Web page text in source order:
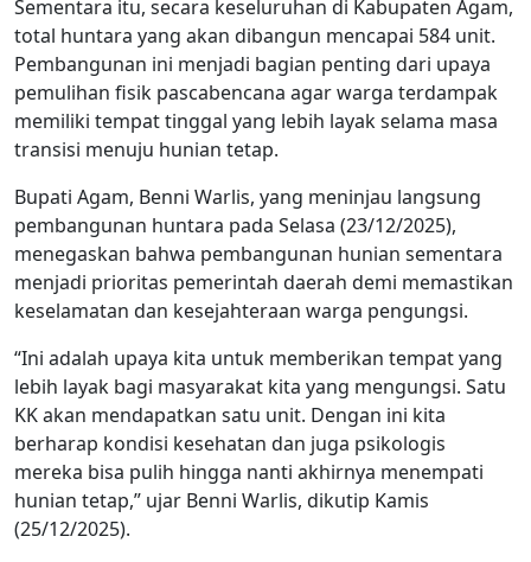
Sementara itu, secara keseluruhan di Kabupaten Agam,
total huntara yang akan dibangun mencapai 584 unit.
Pembangunan ini menjadi bagian penting dari upaya
pemulihan fisik pascabencana agar warga terdampak
memiliki tempat tinggal yang lebih layak selama masa
transisi menuju hunian tetap.
Bupati Agam, Benni Warlis, yang meninjau langsung
pembangunan huntara pada Selasa (23/12/2025),
menegaskan bahwa pembangunan hunian sementara
menjadi prioritas pemerintah daerah demi memastikan
keselamatan dan kesejahteraan warga pengungsi.
“Ini adalah upaya kita untuk memberikan tempat yang
lebih layak bagi masyarakat kita yang mengungsi. Satu
KK akan mendapatkan satu unit. Dengan ini kita
berharap kondisi kesehatan dan juga psikologis
mereka bisa pulih hingga nanti akhirnya menempati
hunian tetap,” ujar Benni Warlis, dikutip Kamis
(25/12/2025).